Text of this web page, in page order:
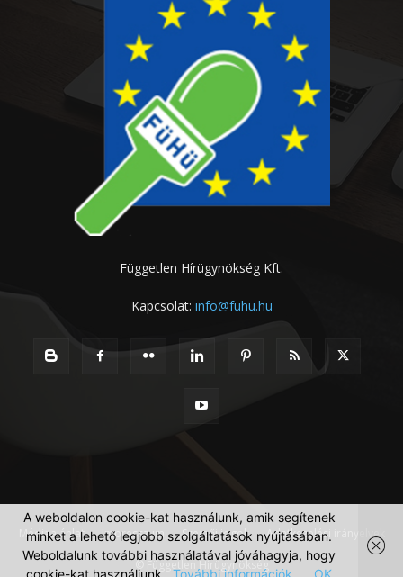
Független Hírügynökség Kft.
Kapcsolat: info@fuhu.hu
Médiaajánlat Impresszum Szerzői jogok Adatkezelési irányelvek
© Független Hírügynökség
A weboldalon cookie-kat használunk, amik segítenek
minket a lehető legjobb szolgáltatások nyújtásában.
Weboldalunk további használatával jóváhagyja, hogy
cookie-kat használjunk.
További információk OK